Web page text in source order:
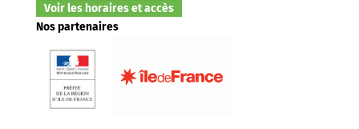
Voir les horaires et accès
Nos partenaires